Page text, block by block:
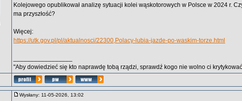
Kolejowego opublikował analizę sytuacji kolei wąskotorowych w Polsce w 2024 r.
ma przyszłość?
Więcej:
https://utk.gov.pl/pl/aktualnosci/22300,Polacy-lubia-jazde-po-waskim-torze.html
"Aby dowiedzieć się kto naprawdę tobą rządzi, sprawdź kogo nie wolno ci
Wysłany: 11-05-2026, 13:02